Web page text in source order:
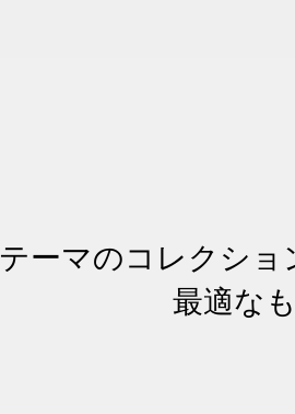
テーマのコレクショ
最適な